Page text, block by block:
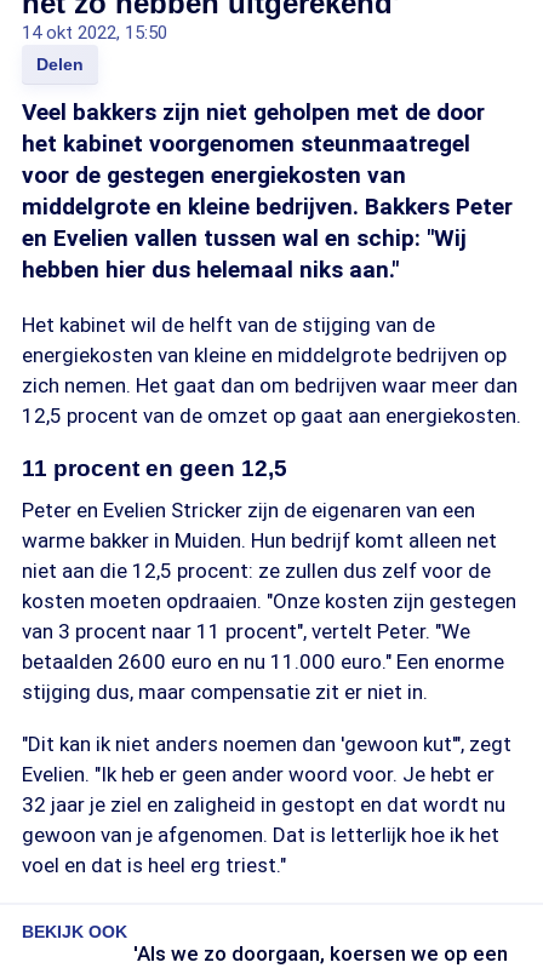
14 okt 2022, 15:50
Delen
Veel bakkers zijn niet geholpen met de door
het kabinet voorgenomen steunmaatregel
voor de gestegen energiekosten van
middelgrote en kleine bedrijven. Bakkers Peter
en Evelien vallen tussen wal en schip: "Wij
hebben hier dus helemaal niks aan."
Het kabinet wil de helft van de stijging van de
energiekosten van kleine en middelgrote bedrijven op
zich nemen. Het gaat dan om bedrijven waar meer dan
12,5 procent van de omzet op gaat aan energiekosten.
11 procent en geen 12,5
Peter en Evelien Stricker zijn de eigenaren van een
warme bakker in Muiden. Hun bedrijf komt alleen net
niet aan die 12,5 procent: ze zullen dus zelf voor de
kosten moeten opdraaien. "Onze kosten zijn gestegen
van 3 procent naar 11 procent", vertelt Peter. "We
betaalden 2600 euro en nu 11.000 euro." Een enorme
stijging dus, maar compensatie zit er niet in.
"Dit kan ik niet anders noemen dan 'gewoon kut'", zegt
Evelien. "Ik heb er geen ander woord voor. Je hebt er
32 jaar je ziel en zaligheid in gestopt en dat wordt nu
gewoon van je afgenomen. Dat is letterlijk hoe ik het
voel en dat is heel erg triest."
BEKIJK OOK
'Als we zo doorgaan, koersen we op een